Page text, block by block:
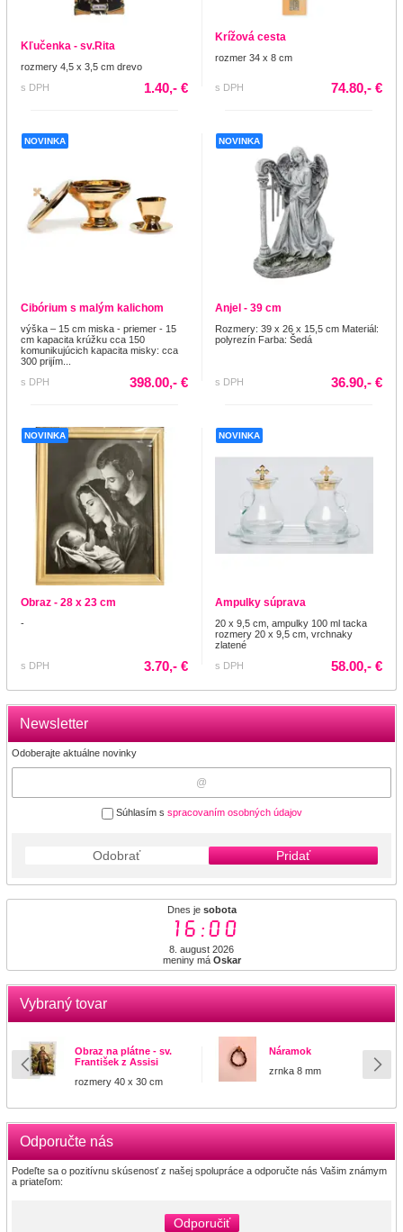
Newsletter
Odoberajte aktuálne novinky
Súhlasím s spracovaním osobných údajov
Odobrať Pridať
Dnes je sobota
16:00
8. august 2026
meniny má Oskar
Vybraný tovar
Obraz na plátne - sv.
František z Assisi
rozmery 40 x 30 cm
Náramok
zrnka 8 mm
Odporučte nás
Podeľte sa o pozitívnu skúsenosť z našej spolupráce a odporučte nás Vašim známym
a priateľom:
Odporučiť
Kľučenka - sv.Rita
rozmery 4,5 x 3,5 cm drevo
s DPH
1.40,- €
Krížová cesta
rozmer 34 x 8 cm
s DPH 74.80,- €
NOVINKA
Cibórium s malým kalichom
výška – 15 cm miska - priemer - 15
cm kapacita krúžku cca 150
komunikujúcich kapacita misky: cca
300 prijím...
s DPH
398.00,- €
NOVINKA
Anjel - 39 cm
Rozmery: 39 x 26 x 15,5 cm Materiál:
polyrezín Farba: Šedá
s DPH 36.90,- €
NOVINKA
Obraz - 28 x 23 cm
-
s DPH 3.70,- €
NOVINKA
Ampulky súprava
20 x 9,5 cm, ampulky 100 ml tacka
rozmery 20 x 9,5 cm, vrchnaky
zlatené
s DPH
58.00,- €